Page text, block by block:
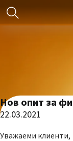
Нов опит за
22.03.2021
Уважаеми клиенти,